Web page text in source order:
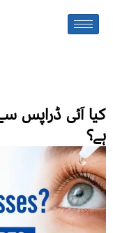
کیا آئی ڈراپس
ہے؟